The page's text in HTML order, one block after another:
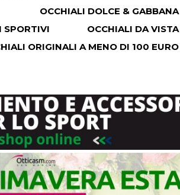
OCCHIALI DOLCE & GABBANA
SPORTIVI
OCCHIALI DA VISTA
ORIGINALI A MENO DI 100 EURO